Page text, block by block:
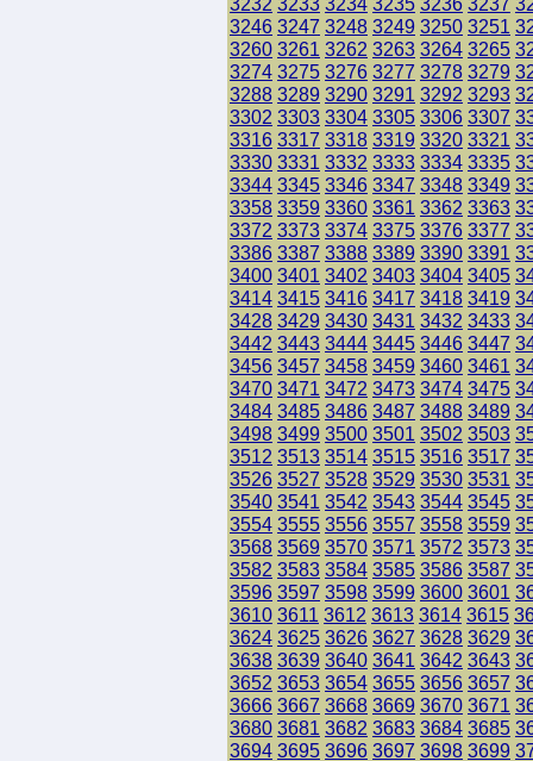
3246 3247 3248 3249 3250 3251
3260 3261 3262 3263 3264 3265
3274 3275 3276 3277 3278 3279
3288 3289 3290 3291 3292 3293
3302 3303 3304 3305 3306 3307
3316 3317 3318 3319 3320 3321
3330 3331 3332 3333 3334 3335
3344 3345 3346 3347 3348 3349
3358 3359 3360 3361 3362 3363
3372 3373 3374 3375 3376 3377
3386 3387 3388 3389 3390 3391
3400 3401 3402 3403 3404 3405
3414 3415 3416 3417 3418 3419
3428 3429 3430 3431 3432 3433
3442 3443 3444 3445 3446 3447
3456 3457 3458 3459 3460 3461
3470 3471 3472 3473 3474 3475
3484 3485 3486 3487 3488 3489
3498 3499 3500 3501 3502 3503
3512 3513 3514 3515 3516 3517
3526 3527 3528 3529 3530 3531
3540 3541 3542 3543 3544 3545
3554 3555 3556 3557 3558 3559
3568 3569 3570 3571 3572 3573
3582 3583 3584 3585 3586 3587
3596 3597 3598 3599 3600 3601
3610 3611 3612 3613 3614 3615
3624 3625 3626 3627 3628 3629
3638 3639 3640 3641 3642 3643
3652 3653 3654 3655 3656 3657
3666 3667 3668 3669 3670 3671
3680 3681 3682 3683 3684 3685
3694 3695 3696 3697 3698 3699